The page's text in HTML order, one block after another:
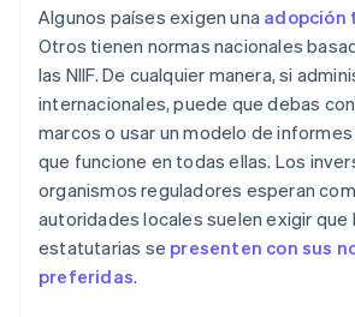
Algunos países exigen una adopción
Otros tienen normas nacionales
las NIIF. De cualquier manera, si
internacionales, puede que debas
marcos o usar un modelo de
que funcione en todas ellas. Los
organismos reguladores esperan
autoridades locales suelen exigir que
estatutarias se presenten con sus
preferidas.